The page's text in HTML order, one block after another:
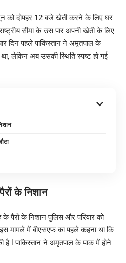
को दोपहर 12 बजे खेती करने के लिए घर
सीमा के उस पार अपनी खेती के लिए
दिन पहले पाकिस्तान ने अमृतपाल के
लेकिन अब उसकी स्थिति स्पष्ट हो गई
के निशान
पैरों के निशान पुलिस और परिवार को
मामले में बीएसएफ का पहले कहना था कि
है l पाकिस्तान ने अमृतपाल के पाक में होने